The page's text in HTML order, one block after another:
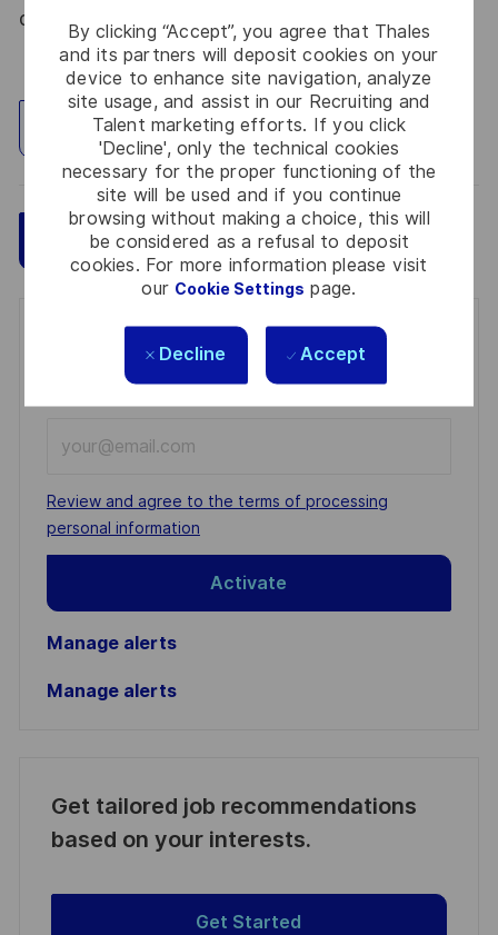
By clicking “Accept”, you agree that Thales
and its partners will deposit cookies on your
device to enhance site navigation, analyze
site usage, and assist in our Recruiting and
Talent marketing efforts. If you click
'Decline', only the technical cookies
necessary for the proper functioning of the
site will be used and if you continue
browsing without making a choice, this will
be considered as a refusal to deposit
cookies. For more information please visit
our Cookie Settings page.
Decline Accept
du 09 août 2021.
Explore Location
Apply Now Save
Get notified for similar jobs
You'll receive updates once a week
Email
address
(Required)
Required
Review and agree to the terms of processing
personal information
Activate
Manage alerts
Manage alerts
Get tailored job recommendations
based on your interests.
Get Started